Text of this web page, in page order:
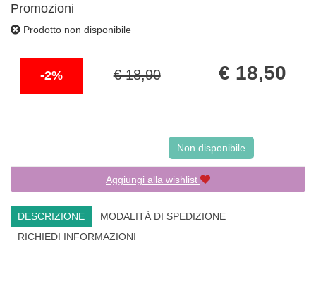
Promozioni
Prodotto non disponibile
2% € 18,90
Prezzo
scontato
€ 18,50
Non disponibile
Aggiungi alla wishlist
DESCRIZIONE
MODALITÀ DI SPEDIZIONE
RICHIEDI INFORMAZIONI